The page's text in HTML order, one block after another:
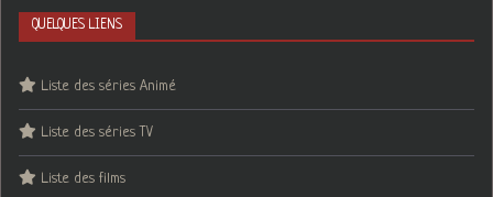
QUELQUES LIENS
Liste des séries Animé
Liste des séries TV
Liste des films